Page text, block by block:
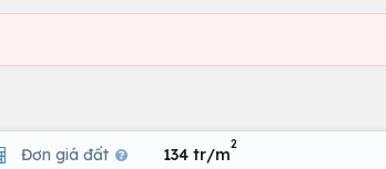
Đơn giá đất 134 tr/m
2